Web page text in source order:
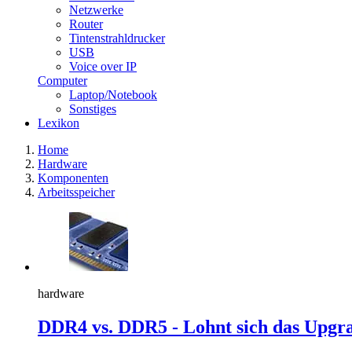
Netzwerke
Router
Tintenstrahldrucker
USB
Voice over IP
Computer
Laptop/Notebook
Sonstiges
Lexikon
Home
Hardware
Komponenten
Arbeitsspeicher
hardware
DDR4 vs. DDR5 - Lohnt sich das